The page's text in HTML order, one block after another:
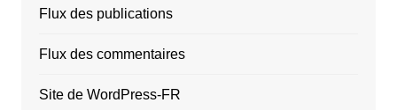
Flux des publications
Flux des commentaires
Site de WordPress-FR